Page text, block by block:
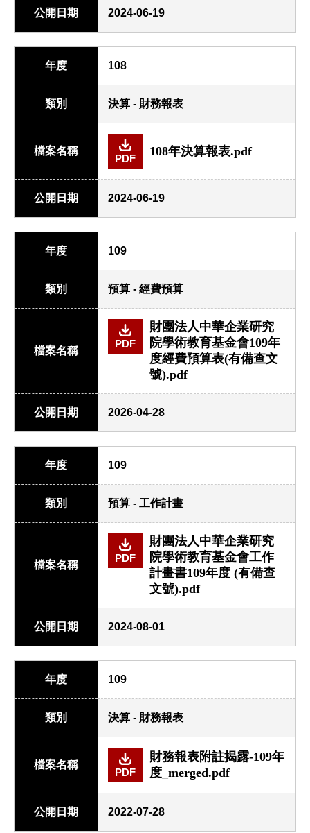
公開日期 2024-06-19
年度 108
類別 決算 - 財務報表
檔案名稱
PDF
108年決算報表.pdf
公開日期 2024-06-19
年度 109
類別 預算 - 經費預算
檔案名稱
PDF
財團法人中華企業研究
院學術教育基金會109年
度經費預算表(有備查文
號).pdf
公開日期 2026-04-28
年度 109
類別 預算 - 工作計畫
檔案名稱
PDF
財團法人中華企業研究
院學術教育基金會工作
計畫書109年度 (有備查
文號).pdf
公開日期 2024-08-01
年度 109
類別 決算 - 財務報表
檔案名稱
PDF
財務報表附註揭露-109年
度_merged.pdf
公開日期 2022-07-28